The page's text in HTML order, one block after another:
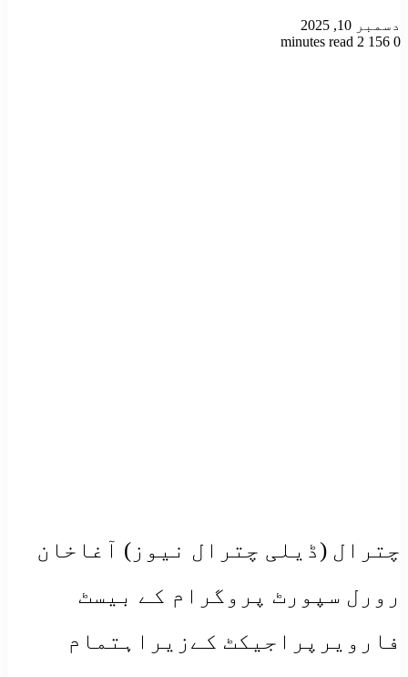
دسمبر 10, 2025
0
2 minutes read
چترال (ڈیلی چترال نیوز) آغاخان
رورل سپورٹ پروگرام کے بیسٹ
فارویرپراجیکٹ کےزیراہتمام